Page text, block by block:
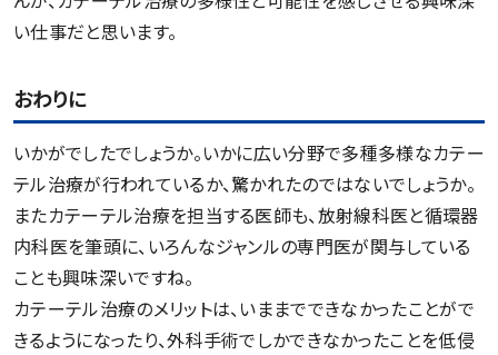
い仕事だと思います。
おわりに
いかがでしたでしょうか。いかに広い分野で多種多様なカテー
テル治療が行われているか、驚かれたのではないでしょうか。
またカテーテル治療を担当する医師も、放射線科医と循環器
内科医を筆頭に、いろんなジャンルの専門医が関与している
ことも興味深いですね。
カテーテル治療のメリットは、いままでできなかったことがで
きるようになったり、外科手術でしかできなかったことを低侵